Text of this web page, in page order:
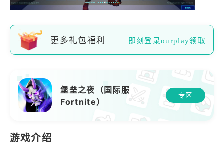
更多礼包福利 即刻登录ourplay领取
堡垒之夜（国际服
Fortnite）
专区
游戏介绍